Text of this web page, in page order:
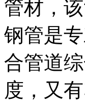
管材，
钢管是
合管道
度，又